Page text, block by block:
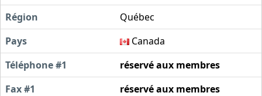
Région
Québec
Pays
Canada
Téléphone #1
réservé aux membres
Fax #1
réservé aux membres